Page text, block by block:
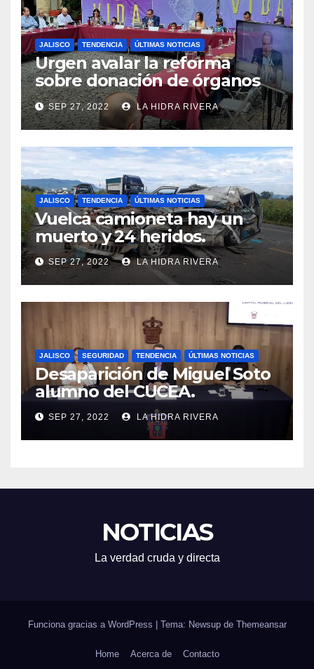
JALISCO TENDENCIA ÚLTIMAS NOTICIAS
Urgen avalar la reforma
sobre donación de órganos
en Jalisco.
SEP 27, 2022 LA HIDRA RIVERA
JALISCO TENDENCIA ÚLTIMAS NOTICIAS
Vuelca camioneta hay un
muerto y 24 heridos.
SEP 27, 2022 LA HIDRA RIVERA
JALISCO SEGURIDAD TENDENCIA ÚLTIMAS NOTICIAS
Desaparición de Miguel Soto
alumno del CUCEA.
SEP 27, 2022 LA HIDRA RIVERA
NOTICIAS
La verdad cruda y directa
Funciona gracias a WordPress Tema: Newsup de Themeansar
Home Acerca de Contacto